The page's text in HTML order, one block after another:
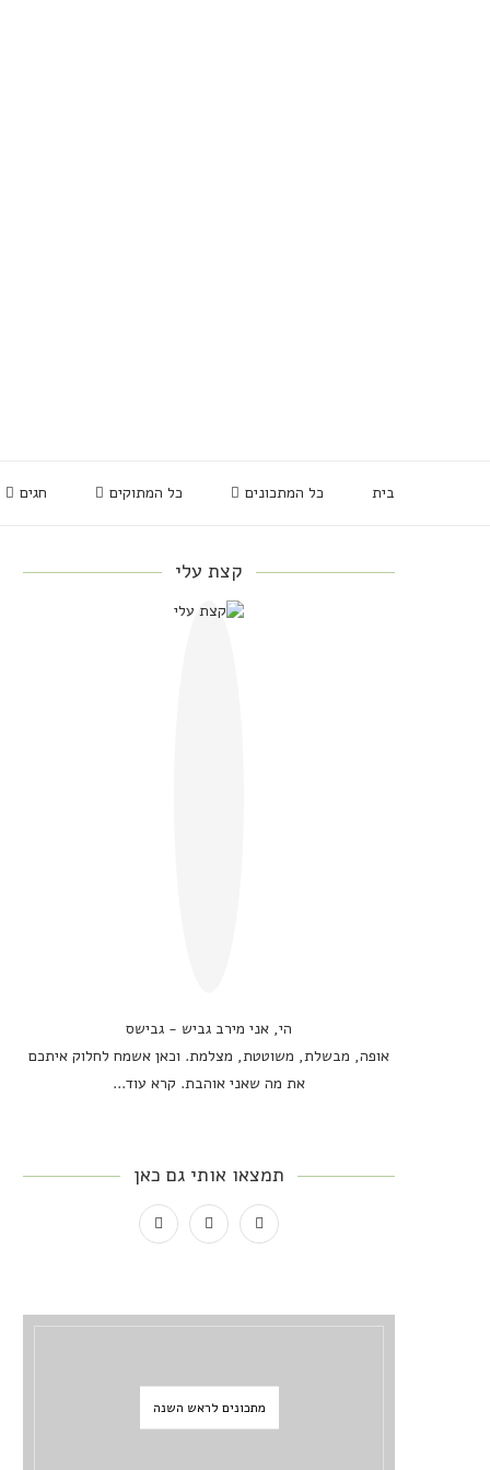
בית כל המתכונים כל המתוקים חגים
קצת עלי
הי, אני מירב גביש - גבישס
אופה, מבשלת, משוטטת, מצלמת. וכאן אשמח לחלוק איתכם
את מה שאני אוהבת. קרא עוד...
תמצאו אותי גם כאן
מתכונים לראש השנה